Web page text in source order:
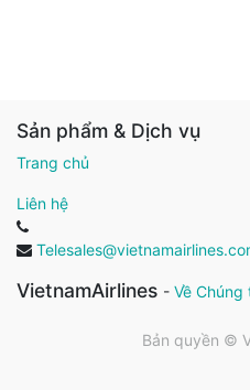
Sản phẩm & Dịch vụ
Trang chủ
Liên hệ
VietnamAirlines - Về Chúng
Bản quyền ©